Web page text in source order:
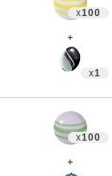
x100
＋
x1
x100
＋